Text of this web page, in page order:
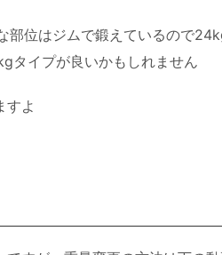
部位はジムで鍛えているので
タイプが良いかもしれません
すよ